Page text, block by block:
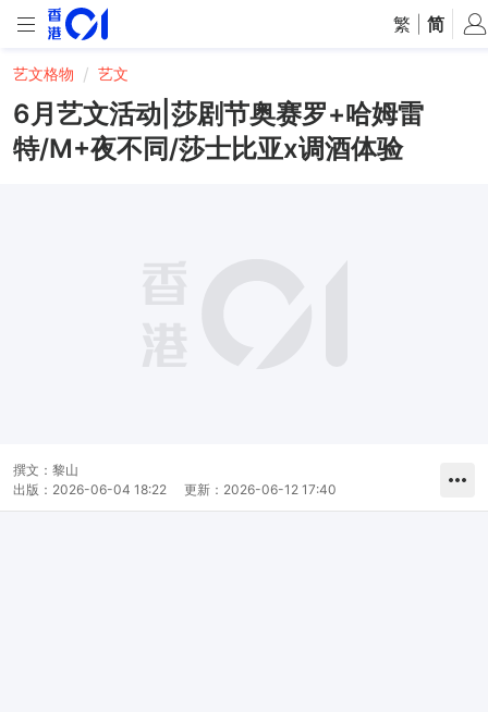
繁 简
艺文格物 艺文
6月艺文活动|莎剧节奥赛罗+哈姆雷
特/M+夜不同/莎士比亚x调酒体验
撰文： 黎山
出版： 2026-06-04 18:22 更新： 2026-06-12 17:40